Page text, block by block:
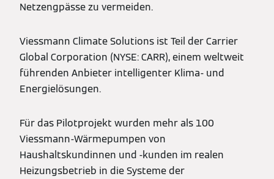
Netzengpässe zu vermeiden.
Viessmann Climate Solutions ist Teil der Carrier
Global Corporation (NYSE: CARR), einem weltweit
führenden Anbieter intelligenter Klima- und
Energielösungen.
Für das Pilotprojekt wurden mehr als 100
Viessmann-Wärmepumpen von
Haushaltskundinnen und -kunden im realen
Heizungsbetrieb in die Systeme der